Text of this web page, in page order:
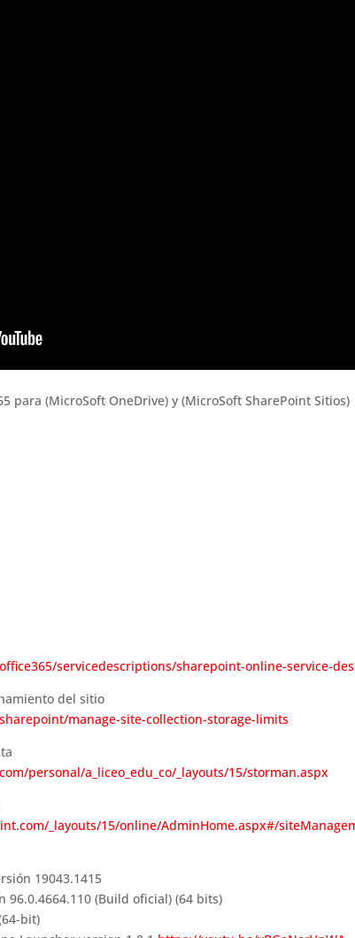
para (MicroSoft OneDrive) y (MicroSoft SharePoint Sitios)
servicedescriptions/sharepoint-online-service-
del sitio
manage-site-collection-storage-limits
personal/a_liceo_edu_co/_layouts/15/storman.aspx
_layouts/15/online/AdminHome.aspx#/
19043.1415
96.0.4664.110 (Build oficial) (64 bits)
bit)